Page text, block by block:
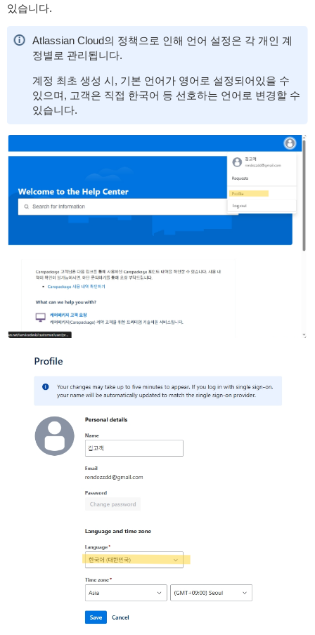
있습니다.
Atlassian Cloud의 정책으로 인해 언어 설정은 각 개인 계
정별로 관리됩니다.
계정 최초 생성 시, 기본 언어가 영어로 설정되어있을 수
있으며, 고객은 직접 한국어 등 선호하는 언어로 변경할 수
있습니다.